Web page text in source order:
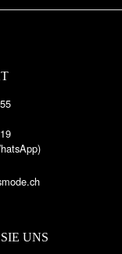
UNS